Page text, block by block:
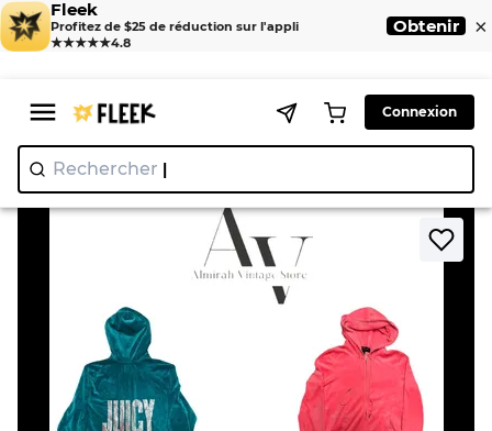
Fleek
Profitez de $25 de réduction sur l'appli
★★★★★4.8
Obtenir ×
Connexion
Rechercher "Nik
Home > Jackets > Vestes Juicy Couture 50 pièces